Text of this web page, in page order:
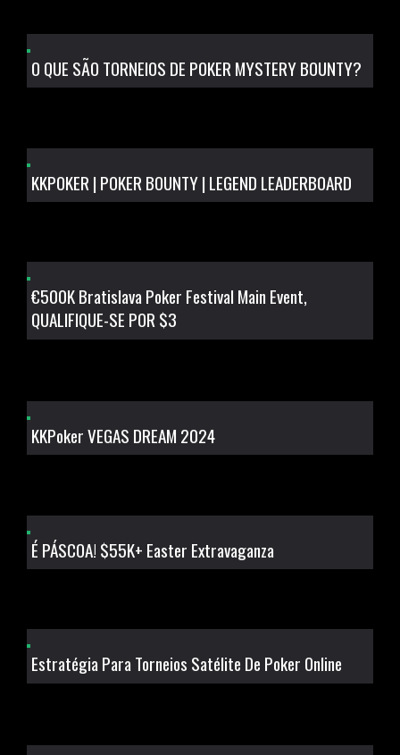
O QUE SÃO TORNEIOS DE POKER MYSTERY BOUNTY?
KKPOKER | POKER BOUNTY | LEGEND LEADERBOARD
€500K Bratislava Poker Festival Main Event,
QUALIFIQUE-SE POR $3
KKPoker VEGAS DREAM 2024
É PÁSCOA! $55K+ Easter Extravaganza
Estratégia Para Torneios Satélite De Poker Online